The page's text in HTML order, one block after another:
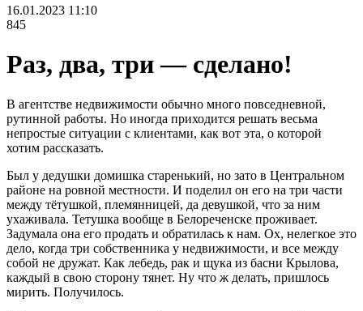
16.01.2023 11:10
845
Раз, два, три — сделано!
В агентстве недвижимости обычно много повседневной,
рутинной работы. Но иногда приходится решать весьма
непростые ситуации с клиентами, как вот эта, о которой
хотим рассказать.
Был у дедушки домишка старенький, но зато в Центральном
районе на ровной местности. И поделил он его на три части
между тётушкой, племянницей, да девушкой, что за ним
ухаживала. Тетушка вообще в Белореченске проживает.
Задумала она его продать и обратилась к нам. Ох, нелегкое это
дело, когда три собственника у недвижимости, и все между
собой не дружат. Как лебедь, рак и щука из басни Крылова,
каждый в свою сторону тянет. Ну что ж делать, пришлось
мирить. Получилось.